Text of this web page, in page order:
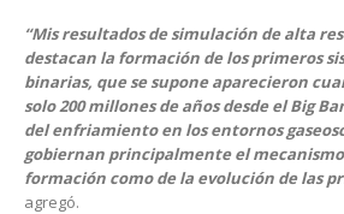
“Mis resultados de simulación de alta
destacan la formación de los primeros
binarias, que se supone aparecieron
solo 200 millones de años desde el Big
del enfriamiento en los entornos
gobiernan principalmente el
formación como de la evolución de las
agregó.